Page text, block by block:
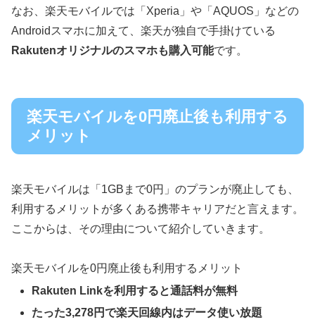
なお、楽天モバイルでは「Xperia」や「AQUOS」などの
Androidスマホに加えて、楽天が独自で手掛けている
Rakutenオリジナルのスマホも購入可能です。
楽天モバイルを0円廃止後も利用する
メリット
楽天モバイルは「1GBまで0円」のプランが廃止しても、
利用するメリットが多くある携帯キャリアだと言えます。
ここからは、その理由について紹介していきます。
楽天モバイルを0円廃止後も利用するメリット
Rakuten Linkを利用すると通話料が無料
たった3,278円で楽天回線内はデータ使い放題